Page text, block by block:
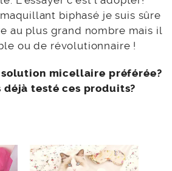
biphasé je suis sûre
au plus grand nombre mais il
ou de révolutionnaire !
micellaire préférée?
déjà testé ces produits?